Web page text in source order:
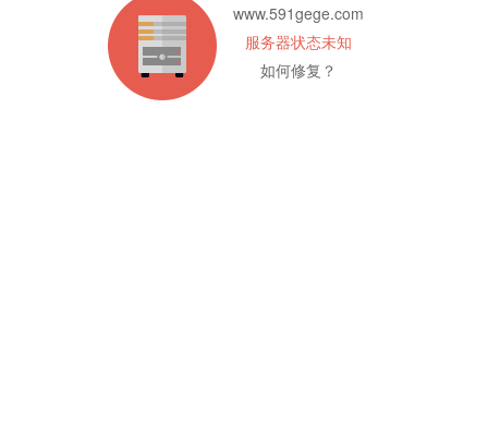
www.591gege.com
服务器状态未知
如何修复？